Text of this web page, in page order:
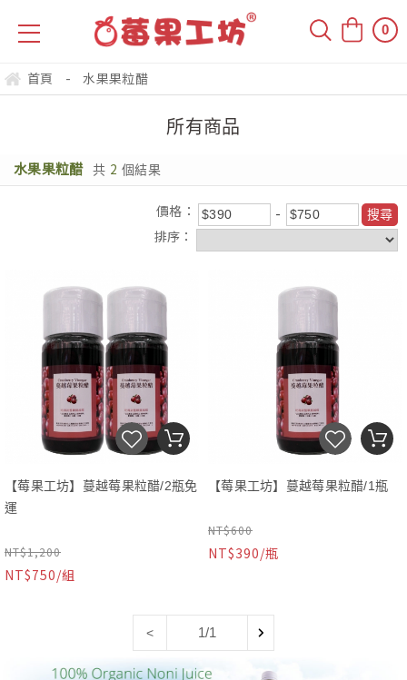
0
首頁 - 水果果粒醋
所有商品
水果果粒醋 共 2 個結果
價格：
排序：
【莓果工坊】蔓越莓果粒醋/2瓶免
運
喝好醋好處多多。來杯冰冰涼涼的醋
飲，解渴又健康。
百分之百原汁原味，天然不加防腐
NT$1,200
NT$750/組
【莓果工坊】蔓越莓果粒醋/1瓶
喝好醋好處多多。來杯冰冰涼涼的醋
飲，解渴又健康。
百分之百原汁原味，天然不加防腐
NT$600
NT$390/瓶
< 1/1